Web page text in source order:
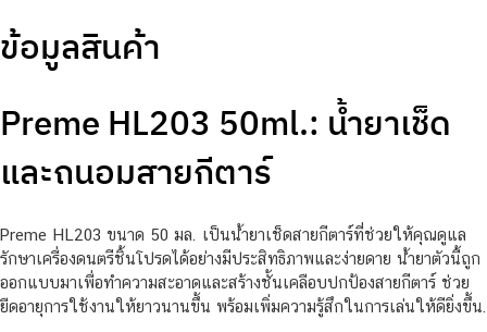
ข้อมูลสินค้า
Preme HL203 50ml.: น้ำยาเช็ด
และถนอมสายกีตาร์
Preme HL203 ขนาด 50 มล. เป็นน้ำยาเช็ดสายกีตาร์ที่ช่วยให้คุณดูแล
รักษาเครื่องดนตรีชิ้นโปรดได้อย่างมีประสิทธิภาพและง่ายดาย น้ำยาตัวนี้ถูก
ออกแบบมาเพื่อทำความสะอาดและสร้างชั้นเคลือบปกป้องสายกีตาร์ ช่วย
ยืดอายุการใช้งานให้ยาวนานขึ้น พร้อมเพิ่มความรู้สึกในการเล่นให้ดียิ่งขึ้น.